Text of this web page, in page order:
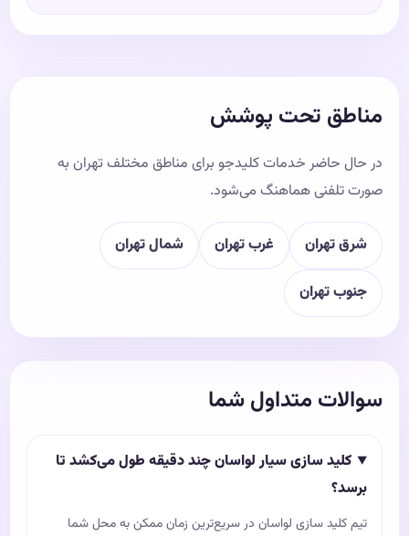
مناطق تحت پوشش
در حال حاضر خدمات کلیدجو برای مناطق مختلف تهران به
صورت تلفنی هماهنگ می‌شود.
شرق تهران غرب تهران شمال تهران
جنوب تهران
سوالات متداول شما
کلید سازی سیار لواسان چند دقیقه طول می‌کشد تا
برسد؟
تیم کلید سازی لواسان در سریع‌ترین زمان ممکن به محل شما